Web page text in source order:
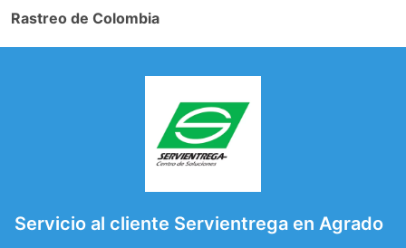
Rastreo de Colombia
Servicio al cliente Servientrega en Agrado